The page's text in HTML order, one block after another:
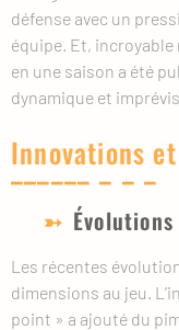
défense avec un
équipe. Et, incroyable
en une saison a été
dynamique et
Innovations
Les récentes
dimensions au jeu.
point » a ajouté du